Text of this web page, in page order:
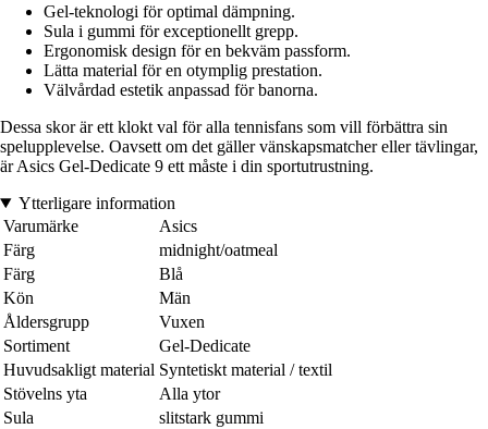
Gel-teknologi för optimal dämpning.
Sula i gummi för exceptionellt grepp.
Ergonomisk design för en bekväm passform.
Lätta material för en otymplig prestation.
Välvårdad estetik anpassad för banorna.
Dessa skor är ett klokt val för alla tennisfans som vill förbättra sin
spelupplevelse. Oavsett om det gäller vänskapsmatcher eller tävlingar,
är Asics Gel-Dedicate 9 ett måste i din sportutrustning.
Ytterligare information
Varumärke
Asics
Färg
midnight/oatmeal
Färg
Blå
Kön
Män
Åldersgrupp
Vuxen
Sortiment
Gel-Dedicate
Huvudsakligt material Syntetiskt material / textil
Stövelns yta
Alla ytor
Sula
slitstark gummi